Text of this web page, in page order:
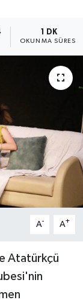
1 DK
OKUNMA SÜRESI
A- A+
Atatürkçü